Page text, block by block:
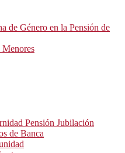
de Género en la Pensión de
Pensión Jubilación
de Banca